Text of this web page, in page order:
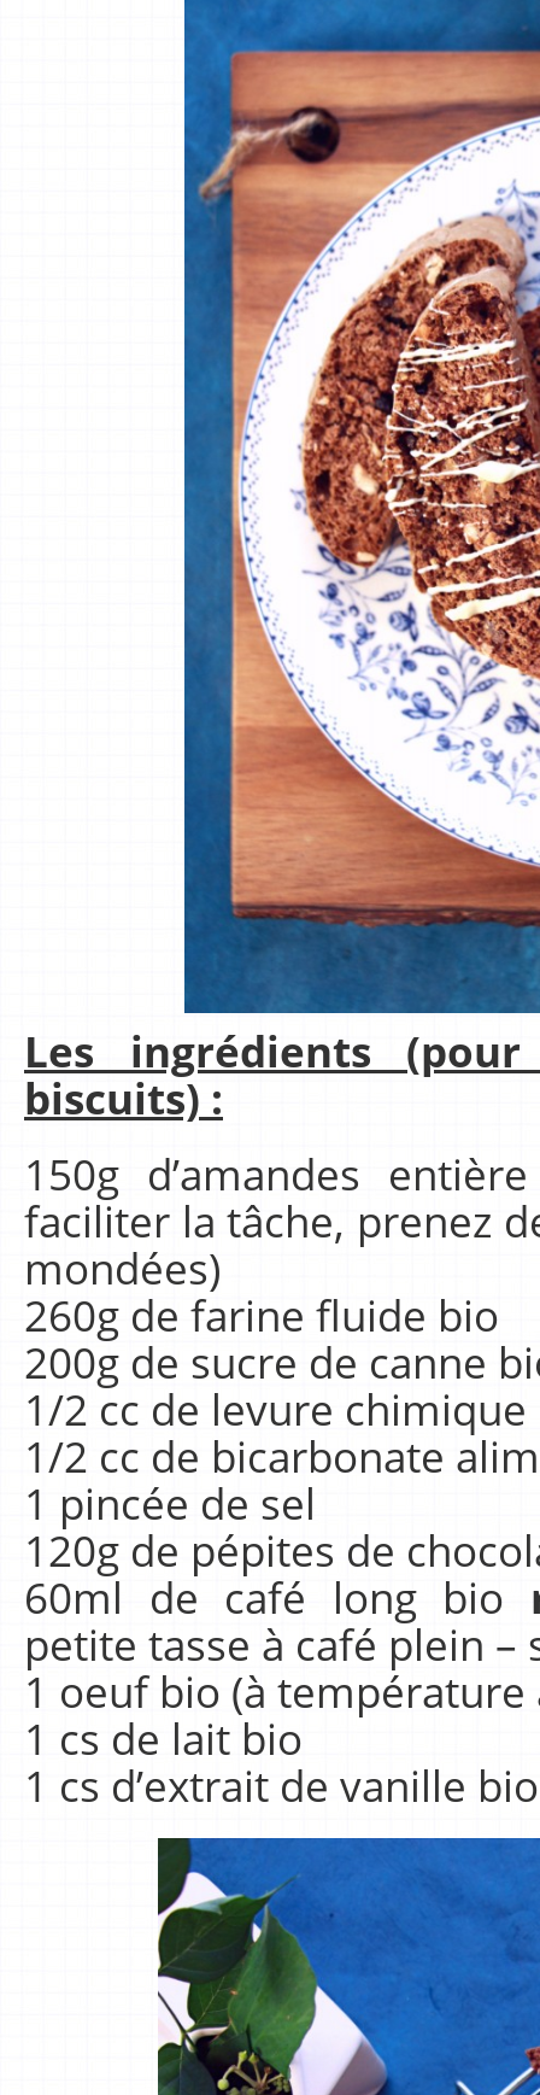
Les ingrédients
biscuits) :
150g d’amandes
faciliter la tâche, prenez
mondées)
260g de farine fluide bio
200g de sucre de canne
1/2 cc de levure
1/2 cc de bicarbonate
1 pincée de sel
120g de pépites de
60ml de café long bio
petite tasse à café plein
1 oeuf bio (à
1 cs de lait bio
1 cs d’extrait de vanille bio